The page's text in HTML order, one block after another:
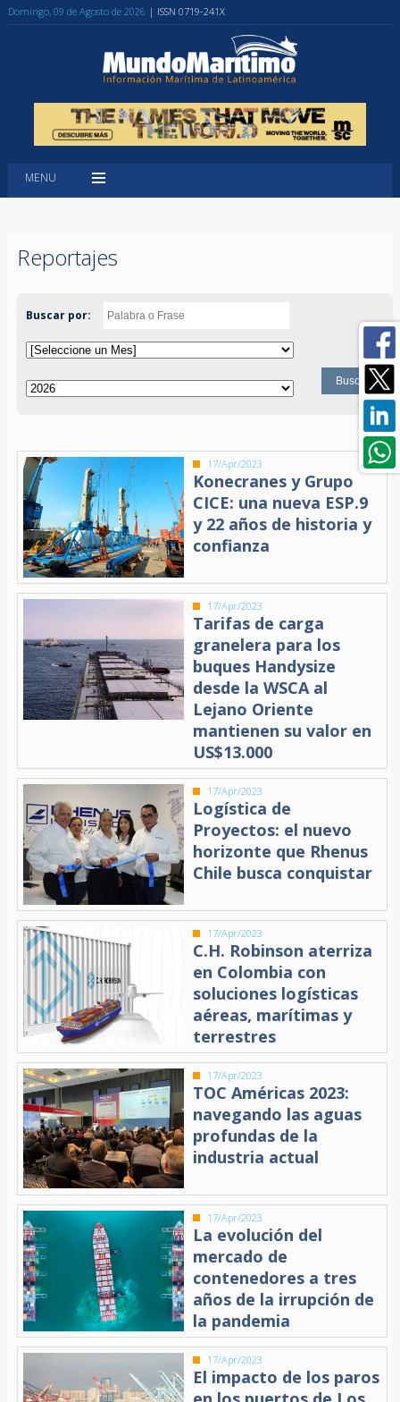
Domingo, 09 de Agosto de 2026 | ISSN 0719-241X
MENU
Reportajes
Buscar por:
17/Apr/2023
Konecranes y Grupo
CICE: una nueva ESP.9
y 22 años de historia y
confianza
17/Apr/2023
Tarifas de carga
granelera para los
buques Handysize
desde la WSCA al
Lejano Oriente
mantienen su valor en
US$13.000
17/Apr/2023
Logística de
Proyectos: el nuevo
horizonte que Rhenus
Chile busca conquistar
17/Apr/2023
C.H. Robinson aterriza
en Colombia con
soluciones logísticas
aéreas, marítimas y
terrestres
17/Apr/2023
TOC Américas 2023:
navegando las aguas
profundas de la
industria actual
17/Apr/2023
La evolución del
mercado de
contenedores a tres
años de la irrupción de
la pandemia
17/Apr/2023
El impacto de los paros